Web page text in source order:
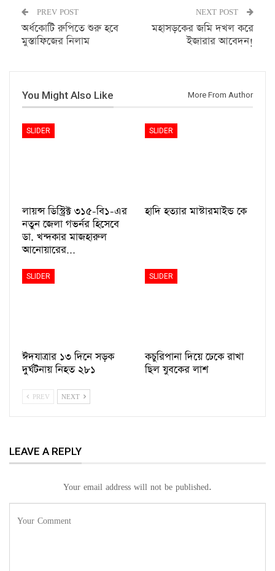
PREV POST
অর্ধকোটি রুপিতে শুরু হবে
মুস্তাফিজের নিলাম
NEXT POST
মহাসড়কের জমি দখল করে
ইজারার আবেদন!
You Might Also Like More From Author
SLIDER
লায়ন্স ডিস্ট্রিক্ট ৩১৫-বি১-এর
নতুন জেলা গভর্নর হিসেবে
ডা. খন্দকার মাজহারুল
আনোয়ারের…
SLIDER
হাদি হত্যার মাস্টারমাইন্ড কে
SLIDER
ঈদযাত্রার ১৩ দিনে সড়ক
দুর্ঘটনায় নিহত ২৮১
SLIDER
কচুরিপানা দিয়ে ঢেকে রাখা
ছিল যুবকের লাশ
PREV NEXT
LEAVE A REPLY
Your email address will not be published.